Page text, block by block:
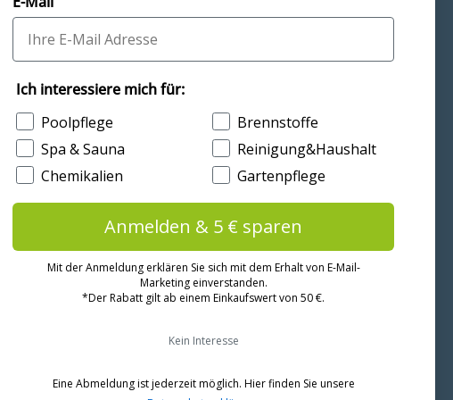
Zahlungsmethoden
Ich interessiere mich für:
Poolpflege
Spa & Sauna
Chemikalien
interessen
Brennstoffe
Reinigung&Haushalt
Gartenpflege
Anmelden & 5 € sparen
Mit der Anmeldung erklären Sie sich mit dem Erhaltvon E-Mail-
Marketing einverstanden.
*Der Rabatt gilt ab einem Einkaufswert von 50 €.
Kein Interesse
Eine Abmeldung ist jederzeit möglich. Hier finden Sie unsere